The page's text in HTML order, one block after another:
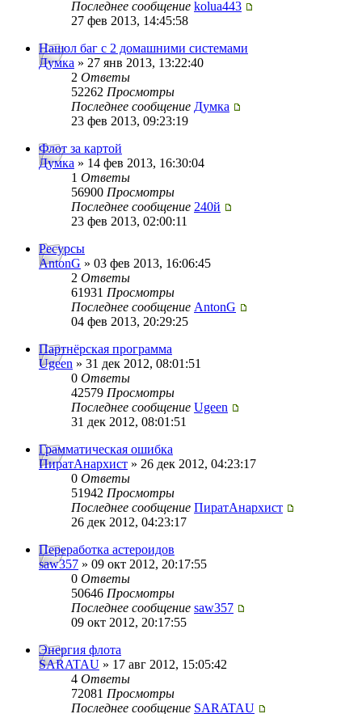
Последнее сообщение kolua443
27 фев 2013, 14:45:58
Нашол баг с 2 домашними системами
Думка » 27 янв 2013, 13:22:40
2 Ответы
52262 Просмотры
Последнее сообщение Думка
23 фев 2013, 09:23:19
Флот за картой
Думка » 14 фев 2013, 16:30:04
1 Ответы
56900 Просмотры
Последнее сообщение 240й
23 фев 2013, 02:00:11
Ресурсы
AntonG » 03 фев 2013, 16:06:45
2 Ответы
61931 Просмотры
Последнее сообщение AntonG
04 фев 2013, 20:29:25
Партнёрская программа
Ugeen » 31 дек 2012, 08:01:51
0 Ответы
42579 Просмотры
Последнее сообщение Ugeen
31 дек 2012, 08:01:51
Грамматическая ошибка
ПиратАнархист » 26 дек 2012, 04:23:17
0 Ответы
51942 Просмотры
Последнее сообщение ПиратАнархист
26 дек 2012, 04:23:17
Переработка астероидов
saw357 » 09 окт 2012, 20:17:55
0 Ответы
50646 Просмотры
Последнее сообщение saw357
09 окт 2012, 20:17:55
Энергия флота
SARATAU » 17 авг 2012, 15:05:42
4 Ответы
72081 Просмотры
Последнее сообщение SARATAU